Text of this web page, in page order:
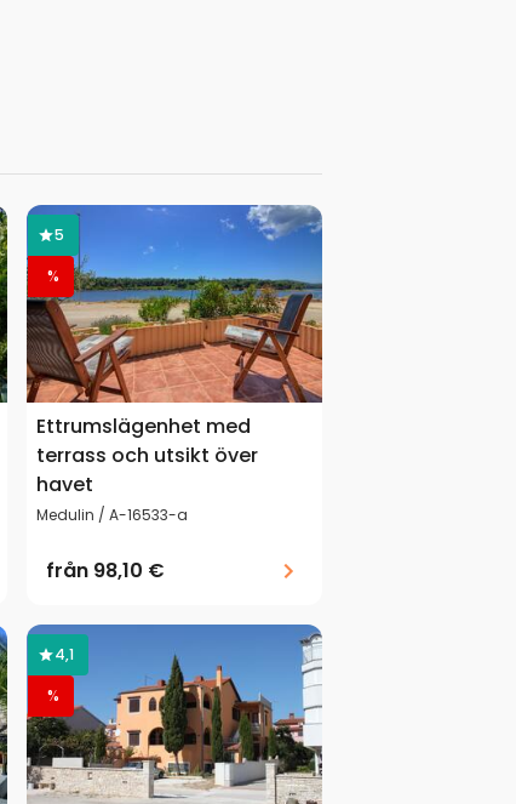
Ettrumslägenhet med
terrass och utsikt över
havet
Medulin / A-16533-a
från 98,10 €
5
%
4,1
%